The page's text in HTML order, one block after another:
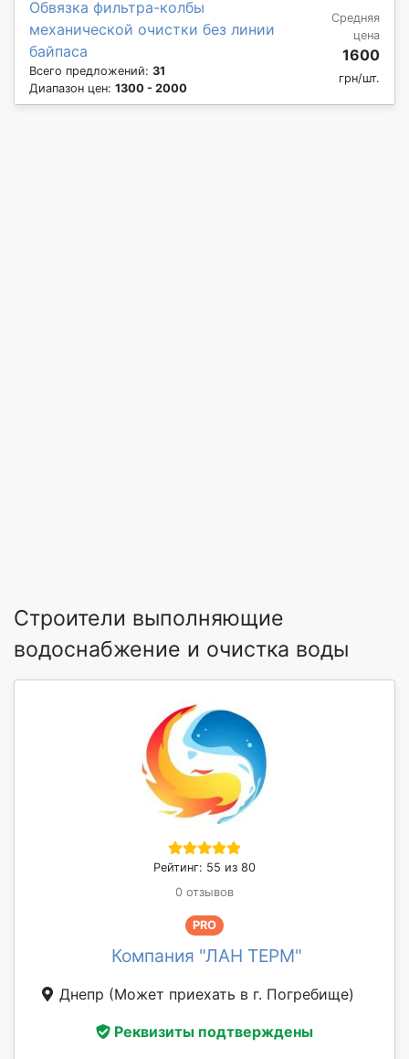
Обвязка фильтра-колбы
механической очистки без линии
байпаса
Всего предложений: 31
Диапазон цен: 1300 - 2000
Средняя
цена
1600
грн/шт.
Строители выполняющие
водоснабжение и очистка воды
Рейтинг: 55 из 80
0 отзывов
PRO
Компания "ЛАН ТЕРМ"
Днепр (Может приехать в г. Погребище)
Реквизиты подтверждены